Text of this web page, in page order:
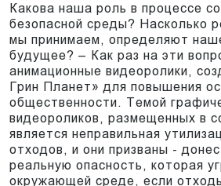
Какова наша роль в процессе
безопасной среды? Насколько
мы принимаем, определяют
будущее? – Как раз на эти
анимационные видеоролики,
Грин Планет» для повышения
общественности. Темой
видеороликов, размещенных в
является неправильная
отходов, и они призваны -
реальную опасность, которая
окружающей среде, если